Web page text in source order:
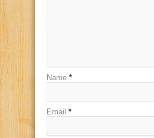
Name *
Email *